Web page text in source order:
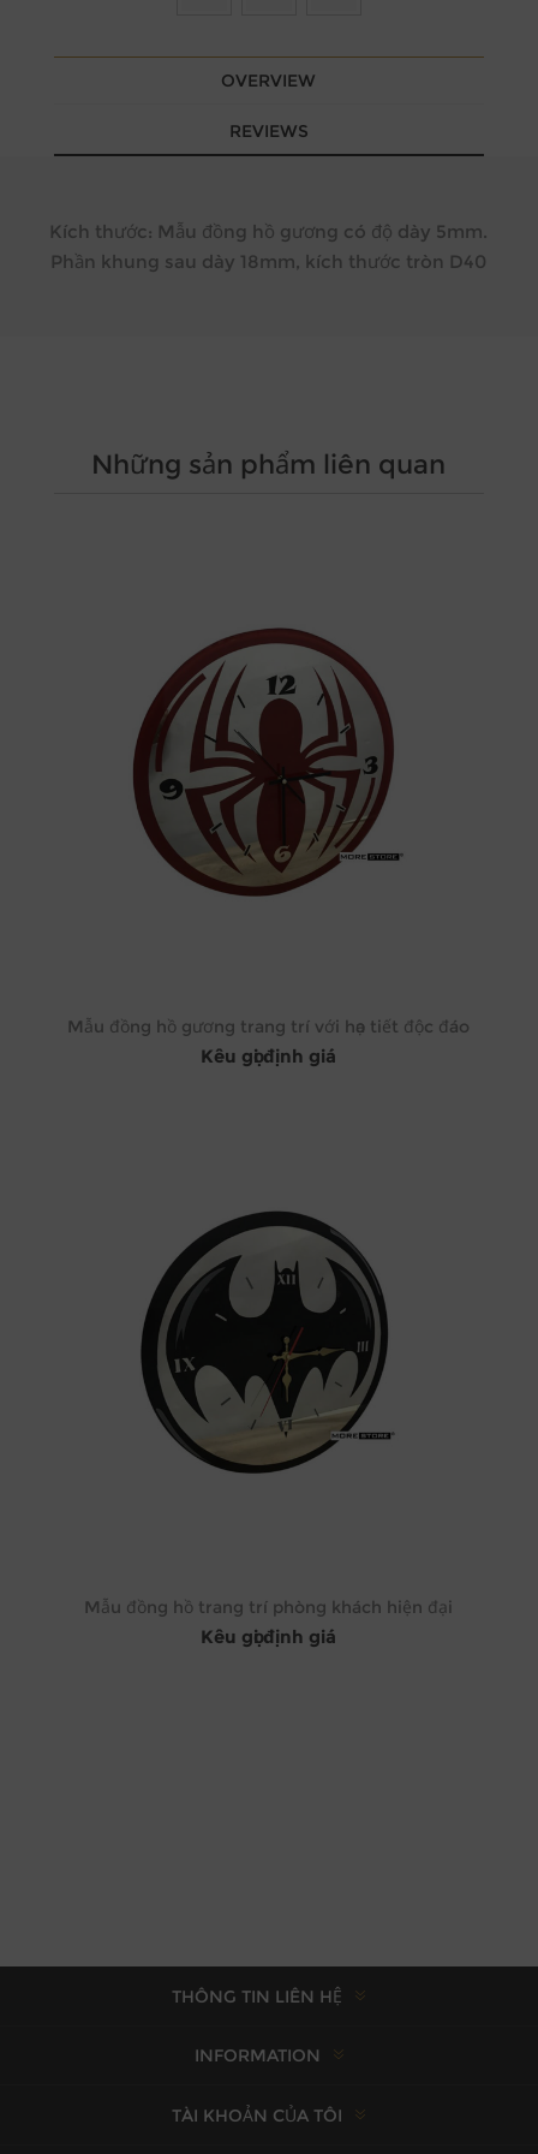
OVERVIEW
REVIEWS
Kích thước: Mẫu đồng hồ gương có độ dày 5mm.
Phần khung sau dày 18mm, kích thước tròn D40
Những sản phẩm liên quan
Mẫu đồng hồ gương trang trí với họa tiết độc đáo
Kêu gọi định giá
Mẫu đồng hồ trang trí phòng khách hiện đại
Kêu gọi định giá
THÔNG TIN LIÊN HỆ
INFORMATION
TÀI KHOẢN CỦA TÔI